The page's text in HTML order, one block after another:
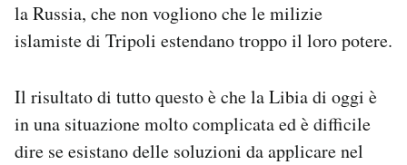
la Russia, che non vogliono che le milizie
islamiste di Tripoli estendano troppo il loro potere.
Il risultato di tutto questo è che la Libia di oggi è
in una situazione molto complicata ed è difficile
dire se esistano delle soluzioni da applicare nel